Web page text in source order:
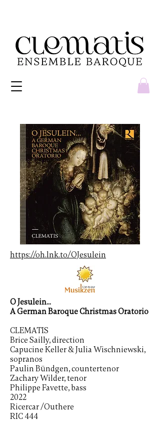
https://oh.lnk.to/OJesulein
O Jesulein...
A German Baroque Christmas Oratorio
CLEMATIS
Brice Sailly, direction
Capucine Keller & Julia Wischniewski,
sopranos
Paulin Bündgen, countertenor
Zachary Wilder, tenor
Philippe Favette, bass
2022
Ricercar /Outhere
RIC 444